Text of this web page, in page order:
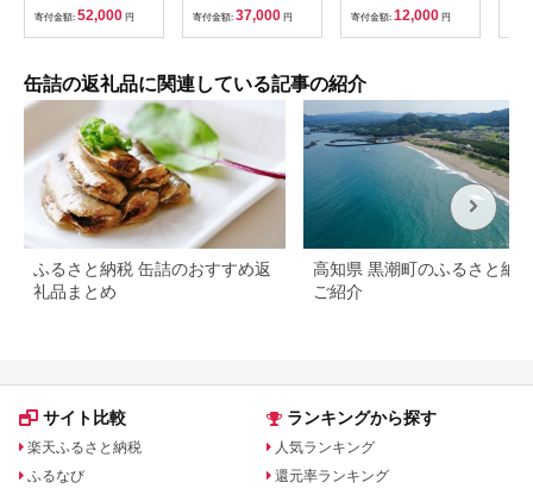
バ缶詰 さば缶詰 保存
食 常備食 非常食 備蓄
災害対策 水煮 味噌煮
辛子 生姜 おつまみ
[BFAB037]
寄付金額: 52,000 円
長期保存 非常食 】
寄付金額: 37,000 円
定(土日祝除く)》千葉
県 我孫子市 ネギ ねぎ
葱 生姜 国産 ショウガ
旨 ごはん 酒 つまみ
おかず お肉料理 薬味
手権 bayfm78 コラボ
調味料
寄付金額: 12,000 円
缶詰の返礼品に関連している記事の紹介
ふるさと納税 缶詰のおすすめ返
礼品まとめ
高知県 黒潮町のふるさと納
ご紹介
サイト比較
楽天ふるさと納税
ふるなび
ランキングから探す
人気ランキング
還元率ランキング